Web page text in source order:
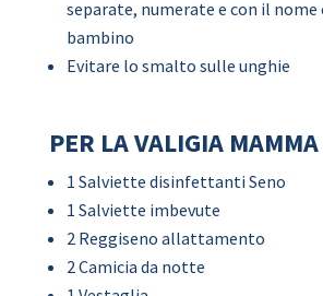
separate, numerate e con il
bambino
Evitare lo smalto sulle unghie
PER LA VALIGIA MAMMA
1 Salviette disinfettanti Seno
1 Salviette imbevute
2 Reggiseno allattamento
2 Camicia da notte